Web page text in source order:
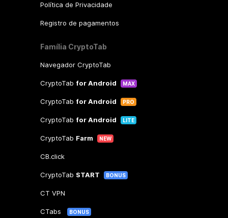
Política de Privacidade
Registro de pagamentos
Família CryptoTab
Navegador CryptoTab
CryptoTab for Android MAX
CryptoTab for Android PRO
CryptoTab for Android LITE
CryptoTab Farm NEW
CB.click
CryptoTab START BONUS
CT VPN
CTabs BONUS